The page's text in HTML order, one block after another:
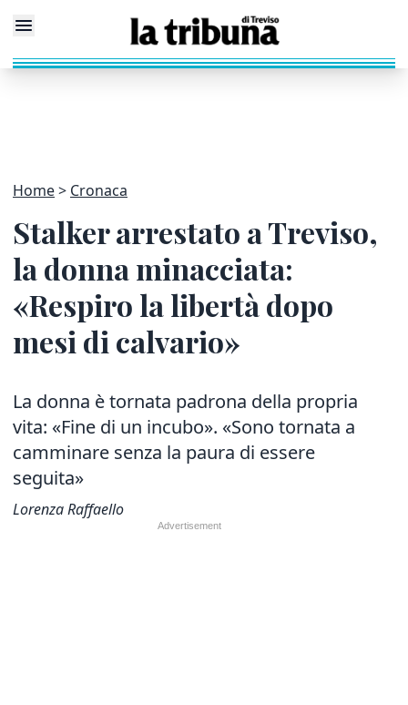
Home Cronaca
Stalker arrestato a Treviso,
la donna minacciata:
«Respiro la libertà dopo
mesi di calvario»
La donna è tornata padrona della propria
vita: «Fine di un incubo». «Sono tornata a
camminare senza la paura di essere
seguita»
Lorenza Raffaello